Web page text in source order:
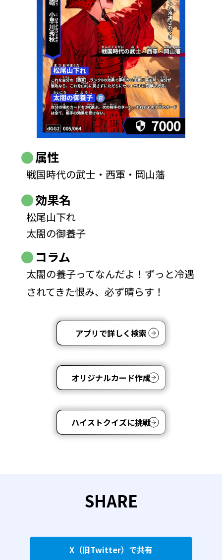
属性
戦国時代の武士・西軍・岡山藩
効果名
松尾山下れ
太閤の御養子
コラム
太閤の養子ってなんだよ！ずっと冷遇
されてきた恨み、必ず晴らす！
アプリで詳しく検索
オリジナルカード作成
ハイストクイズに挑戦
SHARE
X（旧Twitter）で共有